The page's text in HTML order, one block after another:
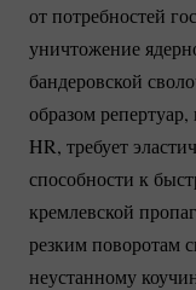
от потребностей
уничтожение
бандеровской
образом
HR, требует
способности к
кремлевской
резким поворотам
неустанному